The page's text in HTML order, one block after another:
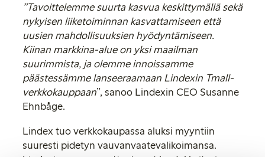
”Tavoittelemme suurta kasvuakeskittymällä sekä
nykyisen liiketoiminnan kasvattamiseen että
uusien mahdollisuuksien hyödyntämiseen.
Kiinan markkina-alue on yksi maailman
suurimmista, ja olemme innoissamme
päästessämme lanseeraamaan Lindexin Tmall-
verkkokauppaan”, sanoo Lindexin CEO Susanne
Ehnbåge.
Lindex tuo verkkokaupassa aluksi myyntiin
suuresti pidetyn vauvanvaatevalikoimansa.